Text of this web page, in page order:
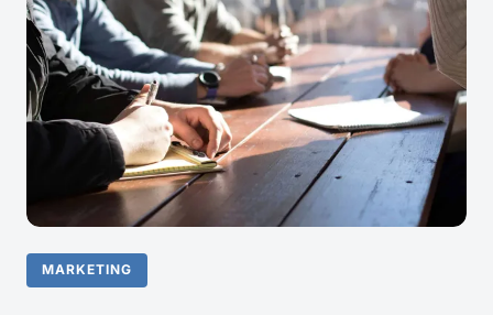
MARKETING